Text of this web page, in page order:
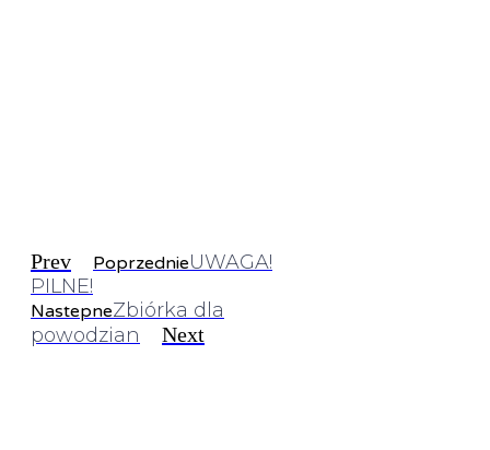
Prev PoprzednieUWAGA!
PILNE!
NastepneZbiórka dla
powodzian
Next